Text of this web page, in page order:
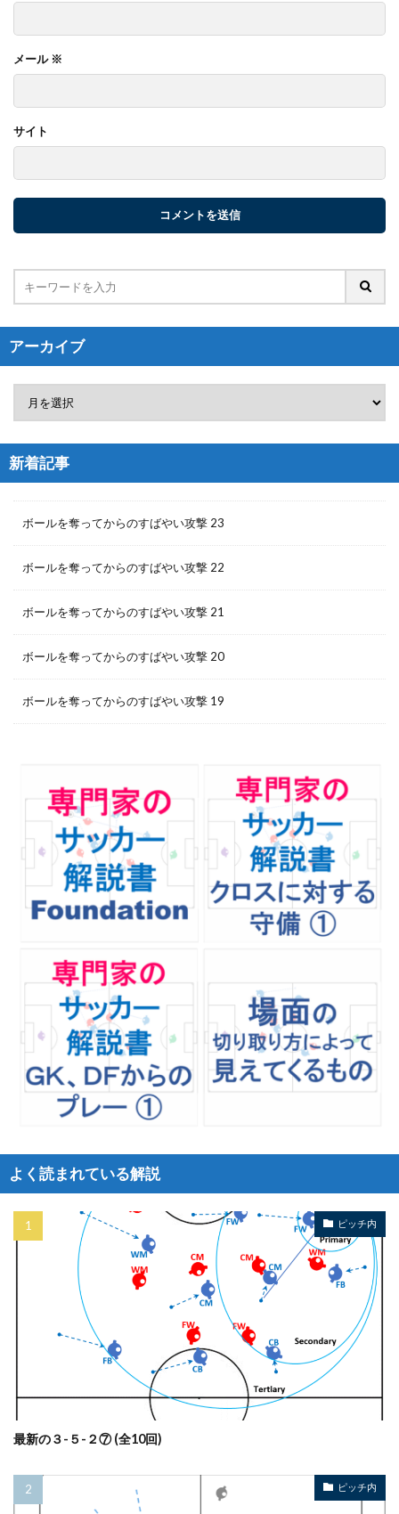
メール ※
サイト
アーカイブ
新着記事
ボールを奪ってからのすばやい攻撃 23
ボールを奪ってからのすばやい攻撃 22
ボールを奪ってからのすばやい攻撃 21
ボールを奪ってからのすばやい攻撃 20
ボールを奪ってからのすばやい攻撃 19
よく読まれている解説
ピッチ内
最新の３-５-２⑦ (全10回)
ピッチ内